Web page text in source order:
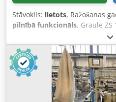
Stāvoklis: lietots, Ražošanas
pilnībā funkcionāls, Graule
ierobežotājs - digitāls leņķa
Codpezm R U Nefx Ab Rjrf -